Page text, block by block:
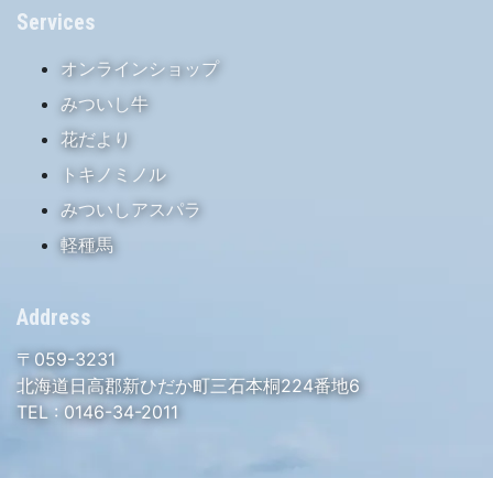
Services
オンラインショップ
みついし牛
花だより
トキノミノル
みついしアスパラ
軽種馬
Address
〒059-3231
北海道日高郡新ひだか町三石本桐224番地6
TEL : 0146-34-2011